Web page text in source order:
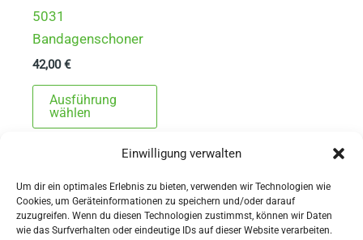
Einwilligung verwalten
Um dir ein optimales Erlebnis zu bieten, verwenden wir Technologien wie
Cookies, um Geräteinformationen zu speichern und/oder darauf
zuzugreifen. Wenn du diesen Technologien zustimmst, können wir Daten
wie das Surfverhalten oder eindeutige IDs auf dieser Website verarbeiten.
5031
Bandagenschoner
42,00€
Ausführung
wählen
Dieses
mehrere
Varianten
auf.
Die